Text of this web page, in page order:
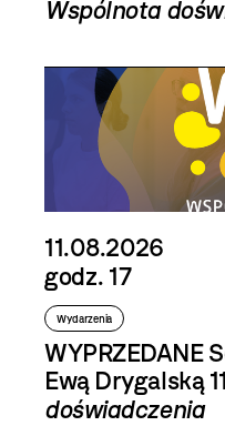
Wspólnota
11.08.2026
godz. 17
Wydarzenia
WYPRZEDANE
Ewą Drygalską
doświadczenia